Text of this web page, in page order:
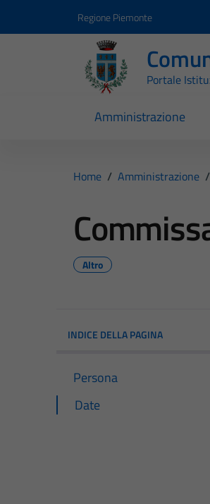
Regione Piemonte
Portale
Amministrazione
Home / Amministrazione /
Altro
INDICE DELLA PAGINA
Persona
Date